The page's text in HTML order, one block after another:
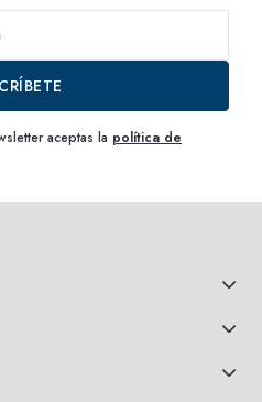
aceptas la política de